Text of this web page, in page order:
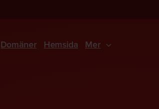
Domäner Hemsida Mer